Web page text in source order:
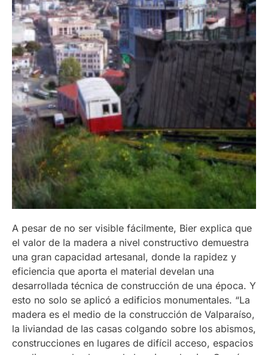
A pesar de no ser visible fácilmente, Bier explica que
el valor de la madera a nivel constructivo demuestra
una gran capacidad artesanal, donde la rapidez y
eficiencia que aporta el material develan una
desarrollada técnica de construcción de una época. Y
esto no solo se aplicó a edificios monumentales. “La
madera es el medio de la construcción de Valparaíso,
la liviandad de las casas colgando sobre los abismos,
construcciones en lugares de difícil acceso, espacios